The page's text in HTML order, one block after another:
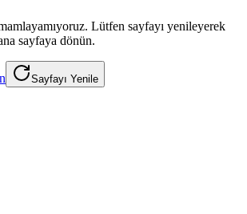
Lütfen sayfayı yenileyerek
sayfaya dönün.
Sayfayı Yenile